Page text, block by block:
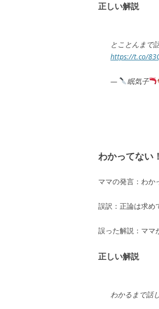
正しい解説
とことんまで
https://t.co/
— 眠気子
わかってない！
ママの発言：わか
誤訳：正論は求め
誤った解説：ママ
正しい解説
わかるまで話